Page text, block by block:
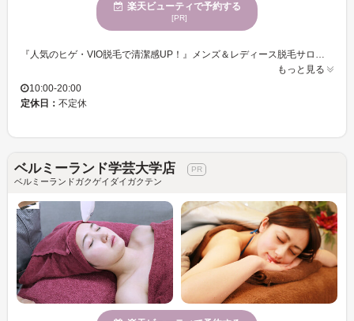
楽天ビューティで予約する
[PR]
『人気のヒゲ・VIO脱毛で清潔感UP！』メンズ＆レディース脱毛サロン RIKKA 学芸大学では、お客様のニーズに合わせた多彩な脱毛メニューを提供しています。男女問わず大人気の全身脱毛やVIO、気になる部位を徹底ケアするヒゲ脱毛など、多様な年齢層の方々から支持されています。特に、アイブロウワックスは現役メイクアップアーティストによるデザインで、ヘアメイク経験を活かし一人ひとりの骨格・雰囲気に合わせた『オーダーメイド眉デザイン』で見た目印象UPに！肌、見た目をキレイにすることを仕事にしてきたので肌状態を見ながらお客様に合わせた施術はお任せください☆RIKKA 学芸大学でリラックスして頂ける快適な空間で最高のおもてなしをご提供致します。EnglishOK!
もっと見る
10:00-20:00
定休日： 不定休
ベルミーランド学芸大学店
ベルミーランドガクゲイダイガクテン